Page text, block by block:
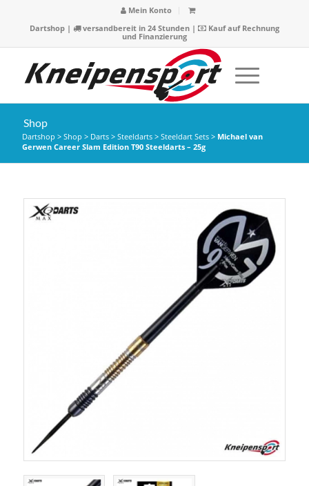
Mein Konto
Dartshop| versandbereit in 24 Stunden |
Kauf auf Rechnung
und Finanzierung
Shop
Dartshop > Shop > Darts> Steeldarts> Steeldart Sets> Michael van
Gerwen Career Slam Edition T90 Steeldarts – 25g